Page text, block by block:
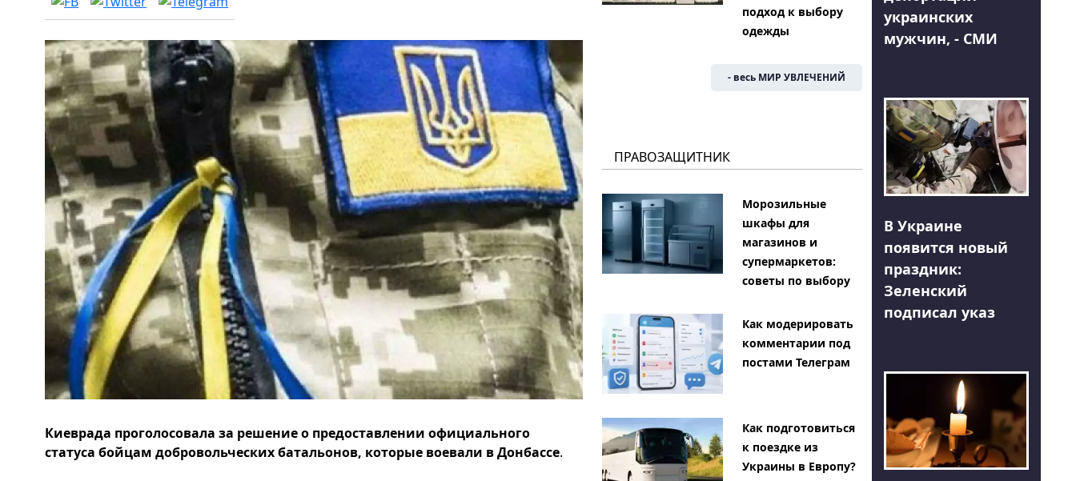
Киеврада проголосовала за решение о предоставлении официального
статуса бойцам добровольческих батальонов, которые воевали в Донбассе.
подход к выбору
одежды
- весь МИР УВЛЕЧЕНИЙ
ПРАВОЗАЩИТНИК
Морозильные
шкафы для
магазинов и
супермаркетов:
советы по выбору
Как модерировать
комментарии под
постами Телеграм
Как подготовиться
к поездке из
Украины в Европу?
украинских
мужчин, - СМИ
В Украине
появится новый
праздник:
Зеленский
подписал указ